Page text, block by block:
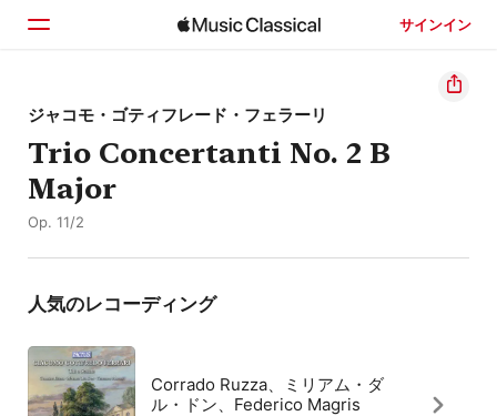
サインイン
ホーム
見つける
検索
ジャコモ・ゴティフレード・フェラーリ
Trio Concertanti No. 2 B
Major
Op. 11/2
人気のレコーディング
Corrado Ruzza、ミリアム・ダ
ル・ドン、Federico Magris